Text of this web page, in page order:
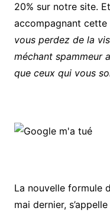
20% sur notre site.
accompagnant cette
vous perdez de la
méchant spammeur
que ceux qui vous
La nouvelle formule
mai dernier, s’appelle